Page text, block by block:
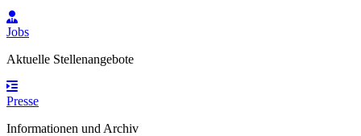
Jobs
Aktuelle Stellenangebote
Presse
Informationen und Archiv